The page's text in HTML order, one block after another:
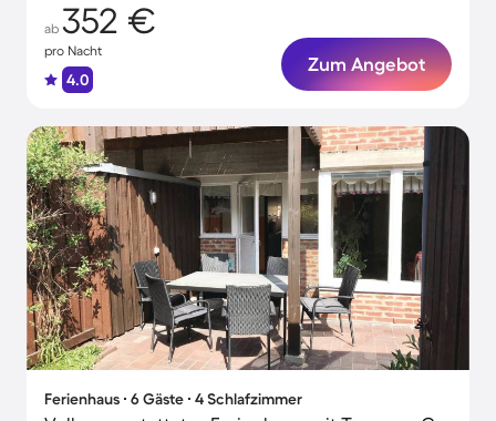
ab 352 €
pro Nacht
4.0
Zum Angebot
Ferienhaus ∙ 6 Gäste ∙ 4 Schlafzimmer